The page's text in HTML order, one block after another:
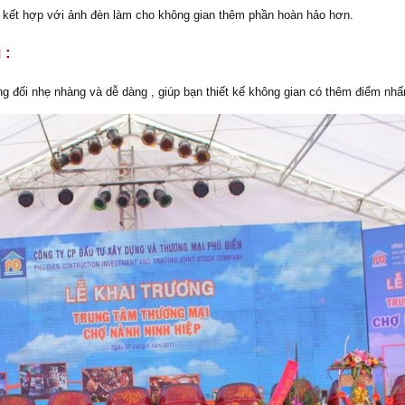
hợp với ảnh đèn làm cho không gian thêm phần hoàn hảo hơn.
:
nhẹ nhàng và dễ dàng , giúp bạn thiết kế không gian có thêm điểm